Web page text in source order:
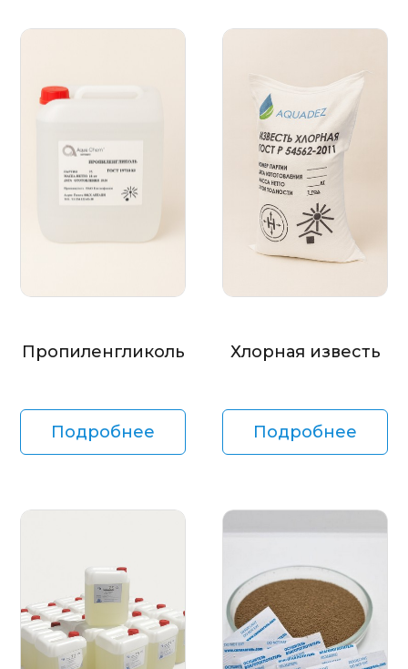
Пропиленгликоль
Подробнее
Хлорная известь
Подробнее